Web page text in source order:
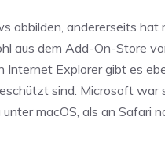
abbilden, andererseits hat
aus dem Add-On-Store
Internet Explorer gibt es
sind. Microsoft war
macOS, als an Safari